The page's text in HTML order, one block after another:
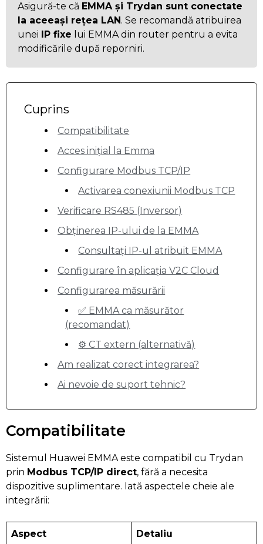
Asigură-te că EMMA și Trydan sunt conectate
la aceeași rețea LAN. Se recomandă atribuirea
unei IP fixe lui EMMA din router pentru a evita
modificările după reporniri.
Cuprins
Compatibilitate
Acces inițial la Emma
Configurare Modbus TCP/IP
Activarea conexiunii Modbus TCP
Verificare RS485 (Inversor)
Obținerea IP-ului de la EMMA
Consultați IP-ul atribuit EMMA
Configurare în aplicația V2C Cloud
Configurarea măsurării
✅ EMMA ca măsurător
(recomandat)
⚙️ CT extern (alternativă)
Am realizat corect integrarea?
Ai nevoie de suport tehnic?
Compatibilitate
Sistemul Huawei EMMA este compatibil cu Trydan
prin Modbus TCP/IP direct, fără a necesita
dispozitive suplimentare. Iată aspectele cheie ale
integrării:
Aspect Detaliu